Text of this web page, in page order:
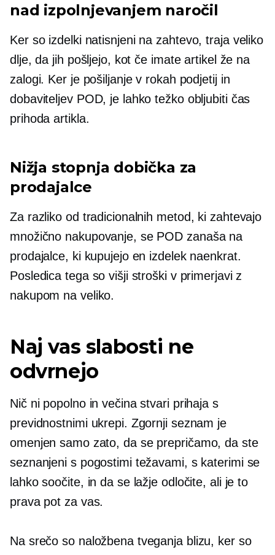
nad izpolnjevanjem naročil
Ker so izdelki natisnjeni na zahtevo, traja veliko
dlje, da jih pošljejo, kot če imate artikel že na
zalogi. Ker je pošiljanje v rokah podjetij in
dobaviteljev POD, je lahko težko obljubiti čas
prihoda artikla.
Nižja stopnja dobička za
prodajalce
Za razliko od tradicionalnih metod, ki zahtevajo
množično nakupovanje, se POD zanaša na
prodajalce, ki kupujejo en izdelek naenkrat.
Posledica tega so višji stroški v primerjavi z
nakupom na veliko.
Naj vas slabosti ne
odvrnejo
Nič ni popolno in večina stvari prihaja s
previdnostnimi ukrepi. Zgornji seznam je
omenjen samo zato, da se prepričamo, da ste
seznanjeni s pogostimi težavami, s katerimi se
lahko soočite, in da se lažje odločite, ali je to
prava pot za vas.
Na srečo so naložbena tveganja blizu, ker so